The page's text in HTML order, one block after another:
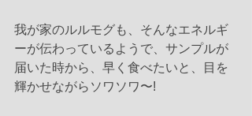
我が家のルルモグも、そんなエネルギ
ーが伝わっているようで、サンプルが
届いた時から、早く食べたいと、目を
輝かせながらソワソワ〜!